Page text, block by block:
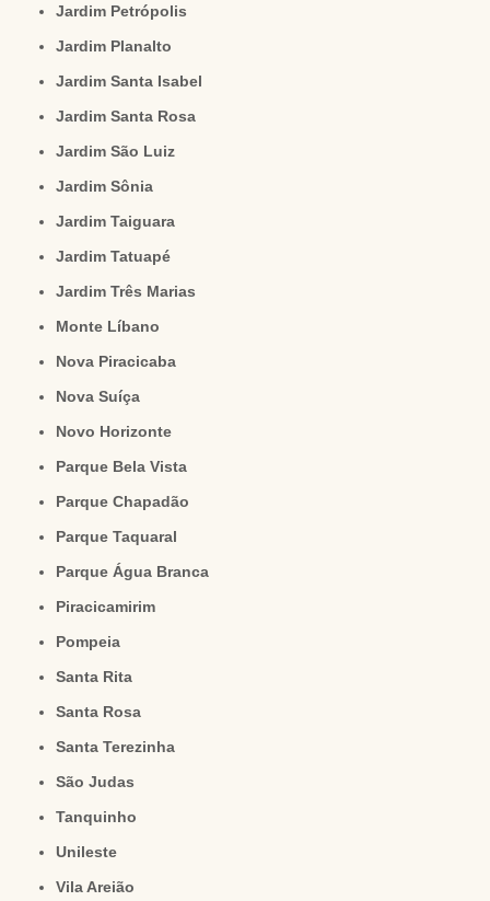
Jardim Petrópolis
Jardim Planalto
Jardim Santa Isabel
Jardim Santa Rosa
Jardim São Luiz
Jardim Sônia
Jardim Taiguara
Jardim Tatuapé
Jardim Três Marias
Monte Líbano
Nova Piracicaba
Nova Suíça
Novo Horizonte
Parque Bela Vista
Parque Chapadão
Parque Taquaral
Parque Água Branca
Piracicamirim
Pompeia
Santa Rita
Santa Rosa
Santa Terezinha
São Judas
Tanquinho
Unileste
Vila Areião